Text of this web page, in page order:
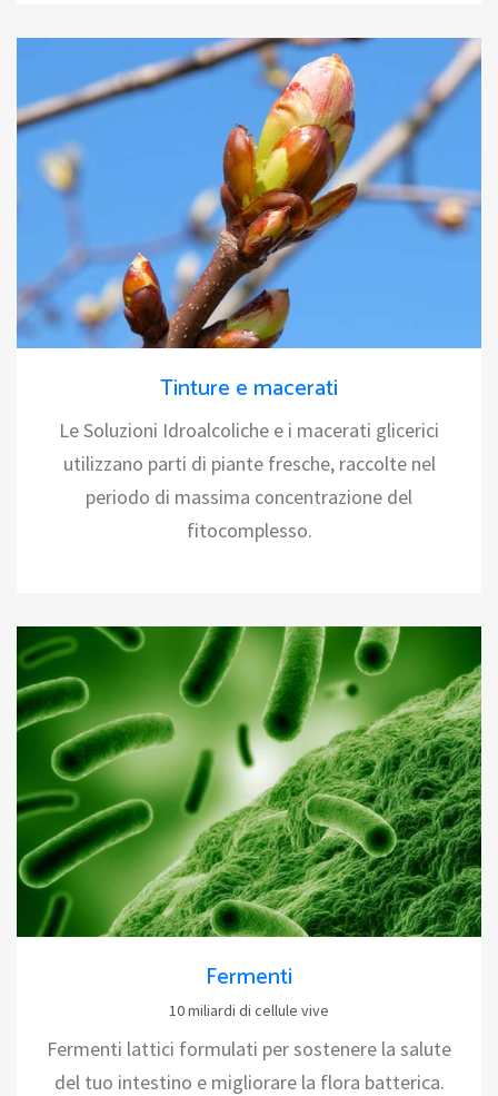
Tinture e macerati
Le Soluzioni Idroalcoliche e i macerati glicerici
utilizzano parti di piante fresche, raccolte nel
periodo di massima concentrazione del
fitocomplesso.
Fermenti
10 miliardi di cellule vive
Fermenti lattici formulati per sostenere la salute
del tuo intestino e migliorare la flora batterica.